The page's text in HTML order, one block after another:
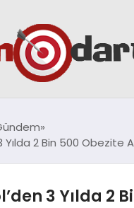
Yılda 2 Bin 500 Obezite
3 Yılda 2